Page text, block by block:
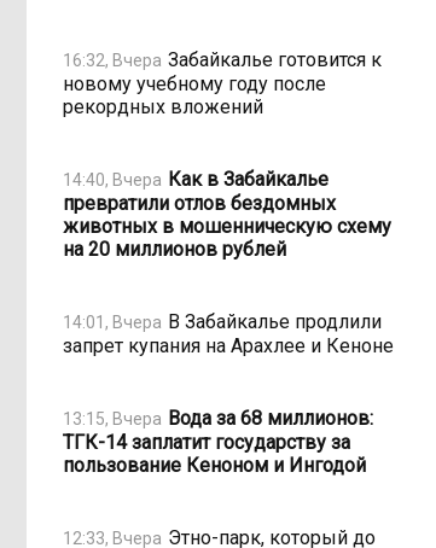
16:32, Вчера Забайкалье готовится к
новому учебному году после
рекордных вложений
14:40, Вчера Как в Забайкалье
превратили отлов бездомных
животных в мошенническую схему
на 20 миллионов рублей
14:01, Вчера В Забайкалье продлили
запрет купания на Арахлее и Кеноне
13:15, Вчера Вода за 68 миллионов:
ТГК-14 заплатит государству за
пользование Кеноном и Ингодой
12:33, Вчера Этно-парк, который до